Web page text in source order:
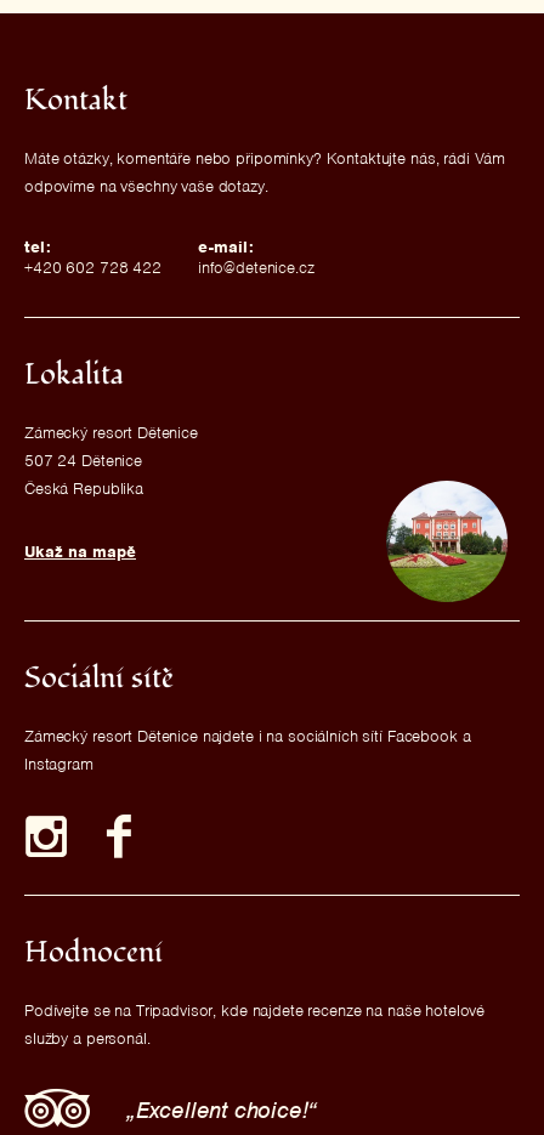
Kontakt
Máte otázky, komentáře nebo připomínky? Kontaktujte nás, rádi Vám
odpovíme na všechny vaše dotazy.
tel:
+420 602 728 422
e-mail:
info@detenice.cz
Lokalita
Zámecký resort Dětenice
507 24 Dětenice
Česká Republika
Ukaž na mapě
Sociální sítě
Zámecký resort Dětenice najdete i na sociálních sítí Facebook a
Instagram
Hodnocení
Podívejte se na Tripadvisor, kde najdete recenze na naše hotelové
služby a personál.
Excellent choice!